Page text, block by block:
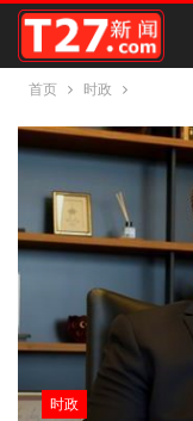
首页 时政
时政